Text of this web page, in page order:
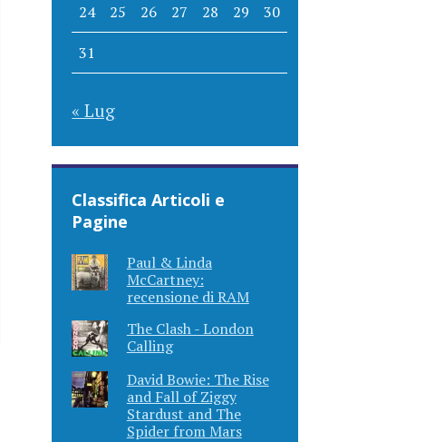
24 25 26 27 28 29 30
31
« Lug
Classifica Articoli e
Pagine
Paul & Linda
McCartney:
recensione di RAM
The Clash - London
Calling
David Bowie: The Rise
and Fall of Ziggy
Stardust and The
Spider from Mars